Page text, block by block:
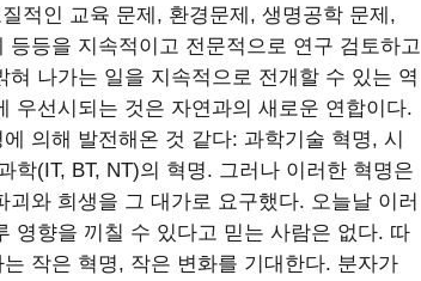
적인 교육 문제, 환경문제, 생명공학 문제,
등등을 지속적이고 전문적으로 연구 검토하고
나가는 일을 지속적으로 전개할 수 있는 역
우선시되는 것은 자연과의 새로운 연합이다.
의해 발전해온 것 같다: 과학기술 혁명, 시
학(IT, BT, NT)의 혁명. 그러나 이러한 혁명은
괴와 희생을 그 대가로 요구했다. 오늘날 이러
영향을 끼칠 수 있다고 믿는 사람은 없다. 따
작은 혁명, 작은 변화를 기대한다. 분자가